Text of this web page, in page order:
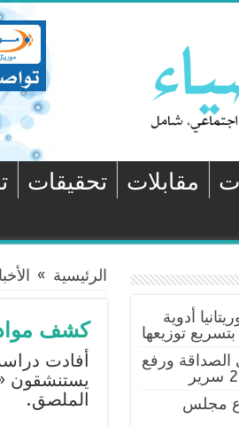
مقابلات تحقيقات
الرئيسية »
كشف مواد
أفادت
يستنشقون «
الملصق.
أدوية
توزيعها
الصداقة ورفع
مجلس